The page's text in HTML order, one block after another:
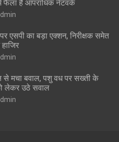
फैला है आपराधिक नेटवर्क
एसपी का बड़ा एक्शन, निरीक्षक समेत
से मचा बवाल, पशु वध पर सख्ती के
लेकर उठे सवाल